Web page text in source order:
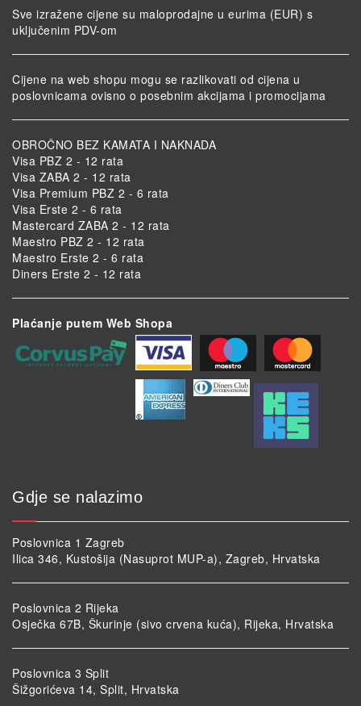
Sve izražene cijene su maloprodajne u eurima (EUR) s
uključenim PDV-om
Cijene na web shopu mogu se razlikovati od cijena u
poslovnicama ovisno o posebnim akcijama i promocijama
OBROČNO BEZ KAMATA I NAKNADA
Visa PBZ 2 - 12 rata
Visa ZABA 2 - 12 rata
Visa Premium PBZ 2 - 6 rata
Visa Erste 2 - 6 rata
Mastercard ZABA 2 - 12 rata
Maestro PBZ 2 - 12 rata
Maestro Erste 2 - 6 rata
Diners Erste 2 - 12 rata
Plaćanje putem Web Shopa
Gdje se nalazimo
Poslovnica 1 Zagreb
Ilica 346, Kustošija (Nasuprot MUP-a), Zagreb, Hrvatska
Poslovnica 2 Rijeka
Osječka 67B, Škurinje (sivo crvena kuća), Rijeka, Hrvatska
Poslovnica 3 Split
Šižgorićeva 14, Split, Hrvatska